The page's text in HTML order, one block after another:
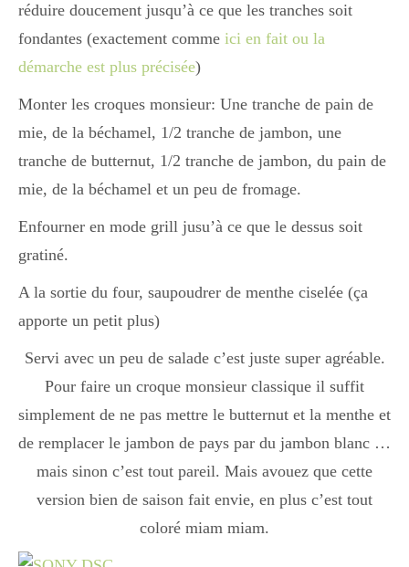
réduire doucement jusqu’à ce que les tranches soit
fondantes (exactement comme ici en fait ou la
démarche est plus précisée)
Monter les croques monsieur: Une tranche de pain de
mie, de la béchamel, 1/2 tranche de jambon, une
tranche de butternut, 1/2 tranche de jambon, du pain de
mie, de la béchamel et un peu de fromage.
Enfourner en mode grill jusu’à ce que le dessus soit
gratiné.
A la sortie du four, saupoudrer de menthe ciselée (ça
apporte un petit plus)
Servi avec un peu de salade c’est juste super agréable.
Pour faire un croque monsieur classique il suffit
simplement de ne pas mettre le butternut et la menthe et
de remplacer le jambon de pays par du jambon blanc …
mais sinon c’est tout pareil. Mais avouez que cette
version bien de saison fait envie, en plus c’est tout
coloré miam miam.